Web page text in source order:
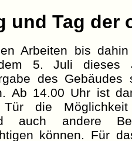
und Tag der
Arbeiten bis
5. Juli dieses
des Gebäudes
Ab 14.00 Uhr ist
die
auch andere
können. Für